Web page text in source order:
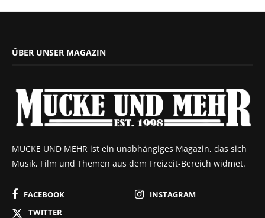
ÜBER UNSER MAGAZIN
MUCKE UND MEHR ist ein unabhängiges Magazin, das sich
Musik, Film und Themen aus dem Freizeit-Bereich widmet.
FACEBOOK
INSTAGRAM
TWITTER